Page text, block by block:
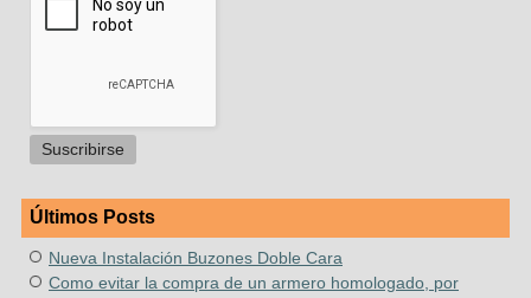
Últimos Posts
Nueva Instalación Buzones Doble Cara
Como evitar la compra de un armero homologado, por